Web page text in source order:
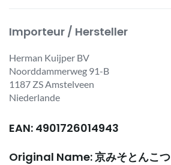
Importeur / Hersteller
Herman Kuijper BV
Noorddammerweg 91-B
1187 ZS Amstelveen
Niederlande
EAN: 4901726014943
Original Name: 京みそとんこつ